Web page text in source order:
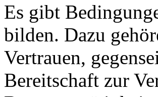
Es gibt
bilden. Dazu
Vertrauen,
Bereitschaft zur